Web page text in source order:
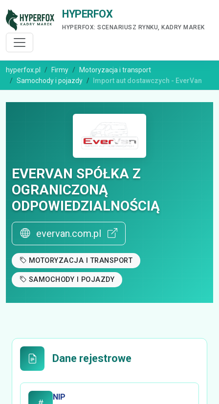
HYPERFOX
HYPERFOX: SCENARIUSZ RYNKU, KADRY MAREK
hyperfox.pl Firmy
Motoryzacja i transport
Samochody i pojazdy
Import aut dostawczych - EverVan
EVERVAN SPÓŁKA Z
OGRANICZONĄ
ODPOWIEDZIALNOŚCIĄ
evervan.com.pl
MOTORYZACJA I TRANSPORT
SAMOCHODY I POJAZDY
Dane rejestrowe
NIP